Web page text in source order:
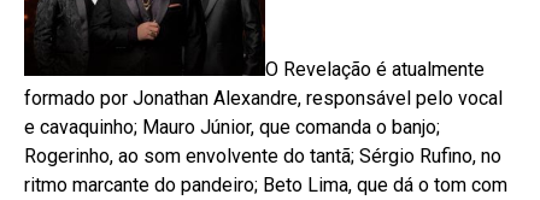
O Revelação é atualmente
formado por Jonathan Alexandre, responsável pelo vocal
e cavaquinho; Mauro Júnior, que comanda o banjo;
Rogerinho, ao som envolvente do tantã; Sérgio Rufino, no
ritmo marcante do pandeiro; Beto Lima, que dá o tom com